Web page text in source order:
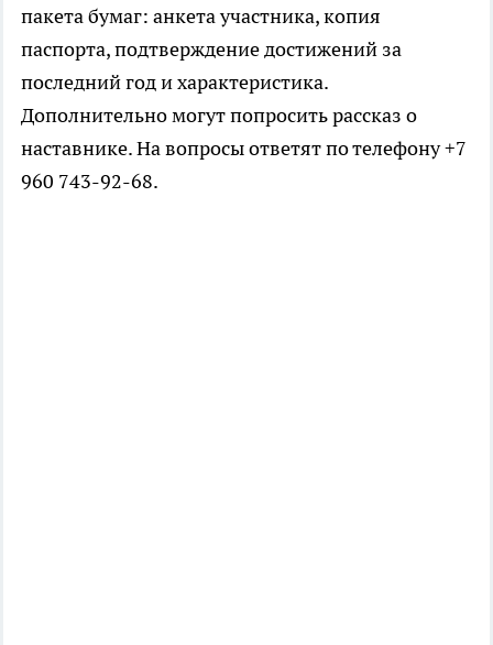
пакета бумаг: анкета участника, копия
паспорта, подтверждение достижений за
последний год и характеристика.
Дополнительно могут попросить рассказ о
наставнике. На вопросы ответят по телефону +7
960 743-92-68.